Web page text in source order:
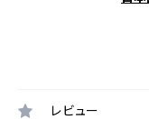
レビュー